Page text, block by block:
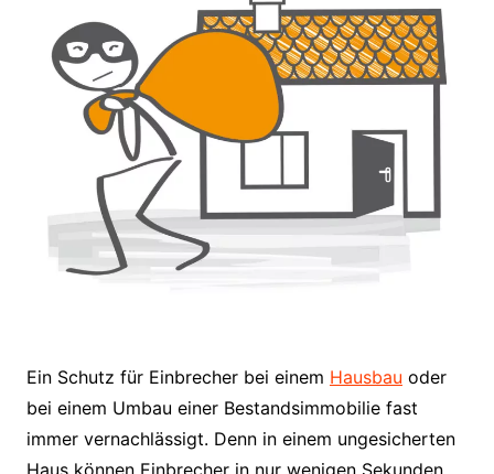
Ein Schutz für Einbrecher bei einem Hausbau oder
bei einem Umbau einer Bestandsimmobilie fast
immer vernachlässigt. Denn in einem ungesicherten